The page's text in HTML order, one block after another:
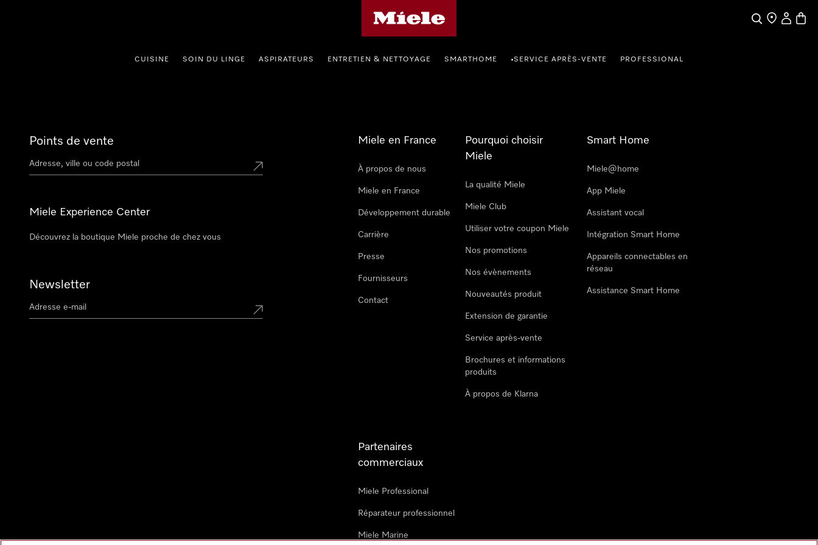
SearchFind a store
My
CUISINE SOIN DU LINGE ASPIRATEURS ENTRETIEN & NETTOYAGE SMARTHOME •SERVICE APRÈS-VENTE PROFESSIONAL
Points de vente
Miele Experience Center
Découvrez la boutique Miele proche de chez vous
Newsletter
Miele en France
À propos de nous
Miele en France
Développement durable
Carrière
Presse
Fournisseurs
Contact
Pourquoi choisir
Miele
La qualité Miele
Miele Club
Utiliser votre coupon Miele
Nos promotions
Nos évènements
Nouveautés produit
Extension de garantie
Service après-vente
Brochures et informations
produits
À propos de Klarna
Smart Home
Miele@home
App Miele
Assistant vocal
Intégration Smart Home
Appareils connectables en
réseau
Assistance Smart Home
Partenaires
commerciaux
Miele Professional
Réparateur professionnel
Miele Marine